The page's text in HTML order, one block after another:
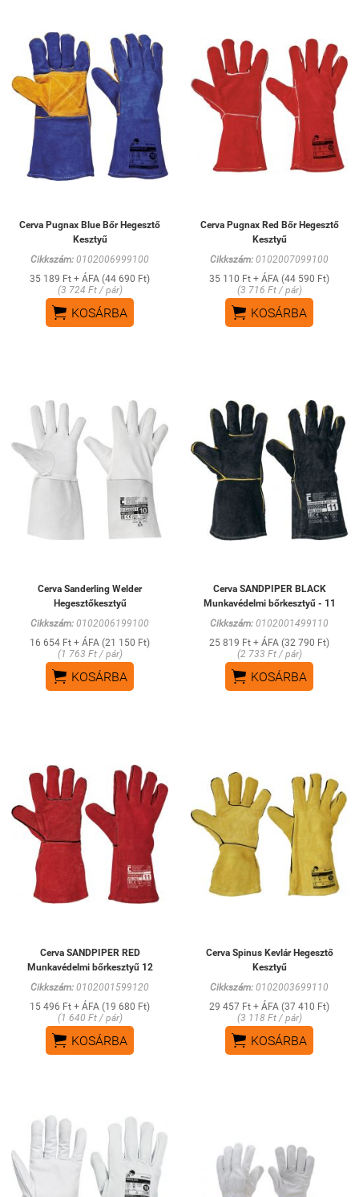
Cerva Pugnax Blue Bőr Hegesztő
Kesztyű
Cikkszám: 0102006999100
35 189 Ft + ÁFA (44 690 Ft)
(3 724 Ft / pár)
 KOSÁRBA
Cerva Pugnax Red Bőr Hegesztő
Kesztyű
Cikkszám: 0102007099100
35 110 Ft + ÁFA (44 590 Ft)
(3 716 Ft / pár)
 KOSÁRBA
Cerva Sanderling Welder
Hegesztőkesztyű
Cikkszám: 0102006199100
16 654 Ft + ÁFA (21 150 Ft)
(1 763 Ft / pár)
 KOSÁRBA
Cerva SANDPIPER BLACK
Munkavédelmi bőrkesztyű - 11
Cikkszám: 0102001499110
25 819 Ft + ÁFA (32 790 Ft)
(2 733 Ft / pár)
 KOSÁRBA
Cerva SANDPIPER RED
Munkavédelmi bőrkesztyű 12
Cikkszám: 0102001599120
15 496 Ft + ÁFA (19 680 Ft)
(1 640 Ft / pár)
 KOSÁRBA
Cerva Spinus Kevlár Hegesztő
Kesztyű
Cikkszám: 0102003699110
29 457 Ft + ÁFA (37 410 Ft)
(3 118 Ft / pár)
 KOSÁRBA